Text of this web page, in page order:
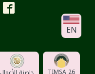
EN